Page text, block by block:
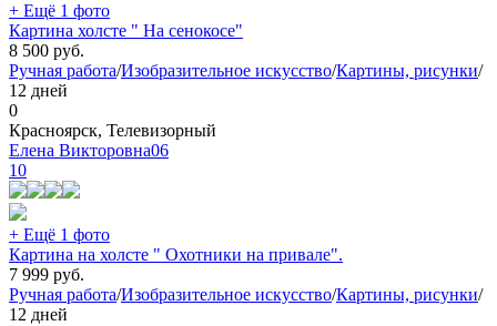
+ Ещё 1 фото
Картина холсте " На сенокосе"
8 500 руб.
Ручная работа/Изобразительное искусство/Картины, рисунки/
12 дней
0
Красноярск, Телевизорный
Елена Викторовна06
10
+ Ещё 1 фото
Картина на холсте " Охотники на привале".
7 999 руб.
Ручная работа/Изобразительное искусство/Картины, рисунки/
12 дней